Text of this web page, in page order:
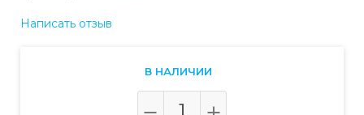
Написать отзыв
В НАЛИЧИИ